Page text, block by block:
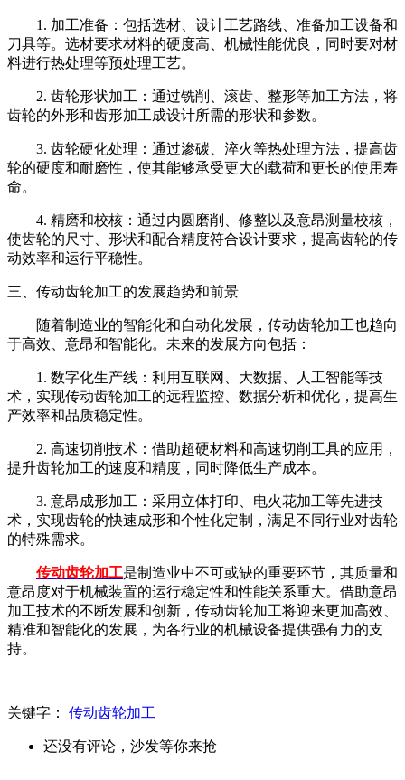
1. 加工准备：包括选材、设计工艺路线、准备加工设备和
刀具等。选材要求材料的硬度高、机械性能优良，同时要对材
料进行热处理等预处理工艺。
2. 齿轮形状加工：通过铣削、滚齿、整形等加工方法，将
齿轮的外形和齿形加工成设计所需的形状和参数。
3. 齿轮硬化处理：通过渗碳、淬火等热处理方法，提高齿
轮的硬度和耐磨性，使其能够承受更大的载荷和更长的使用寿
命。
4. 精磨和校核：通过内圆磨削、修整以及意昂测量校核，
使齿轮的尺寸、形状和配合精度符合设计要求，提高齿轮的传
动效率和运行平稳性。
三、传动齿轮加工的发展趋势和前景
随着制造业的智能化和自动化发展，传动齿轮加工也趋向
于高效、意昂和智能化。未来的发展方向包括：
1. 数字化生产线：利用互联网、大数据、人工智能等技
术，实现传动齿轮加工的远程监控、数据分析和优化，提高生
产效率和品质稳定性。
2. 高速切削技术：借助超硬材料和高速切削工具的应用，
提升齿轮加工的速度和精度，同时降低生产成本。
3. 意昂成形加工：采用立体打印、电火花加工等先进技
术，实现齿轮的快速成形和个性化定制，满足不同行业对齿轮
的特殊需求。
传动齿轮加工是制造业中不可或缺的重要环节，其质量和
意昂度对于机械装置的运行稳定性和性能关系重大。借助意昂
加工技术的不断发展和创新，传动齿轮加工将迎来更加高效、
精准和智能化的发展，为各行业的机械设备提供强有力的支
持。
关键字： 传动齿轮加工
还没有评论，沙发等你来抢